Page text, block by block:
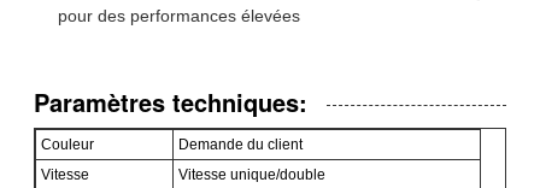
pour des performances élevées
Paramètres techniques:
Couleur
Demande du client
Vitesse
Vitesse unique/double